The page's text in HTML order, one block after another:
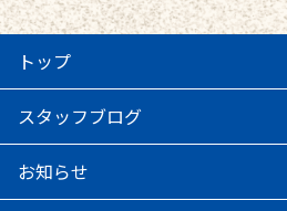
トップ
スタッフブログ
お知らせ